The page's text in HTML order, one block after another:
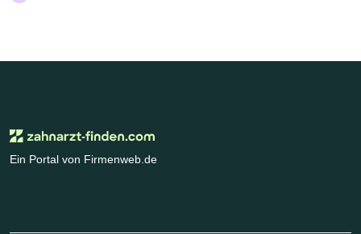
Ein Portal von Firmenweb.de